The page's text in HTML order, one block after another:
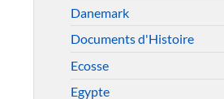
Danemark
Documents d'Histoire
Ecosse
Egypte